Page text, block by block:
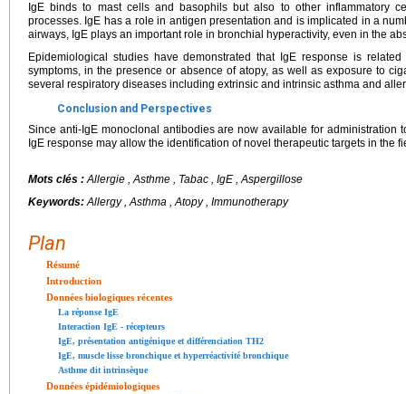
IgE binds to mast cells and basophils but also to other inflammatory
processes. IgE has a role in antigen presentation and is implicated in a
airways, IgE plays an important role in bronchial hyperactivity, even in the
Epidemiological studies have demonstrated that IgE response is
symptoms, in the presence or absence of atopy, as well as exposure to
several respiratory diseases including extrinsic and intrinsic asthma and
Conclusion and Perspectives
Since anti-IgE monoclonal antibodies are now available for administration
IgE response may allow the identification of novel therapeutic targets in the
Mots clés :Allergie , Asthme , Tabac , IgE , Aspergillose
Keywords:Allergy , Asthma , Atopy , Immunotherapy
Plan
Résumé
Introduction
Données biologiques récentes
La réponse IgE
Interaction IgE - récepteurs
IgE, présentation antigénique et différenciation TH2
IgE, muscle lisse bronchique et hyperréactivité bronchique
Asthme dit intrinsèque
Données épidémiologiques